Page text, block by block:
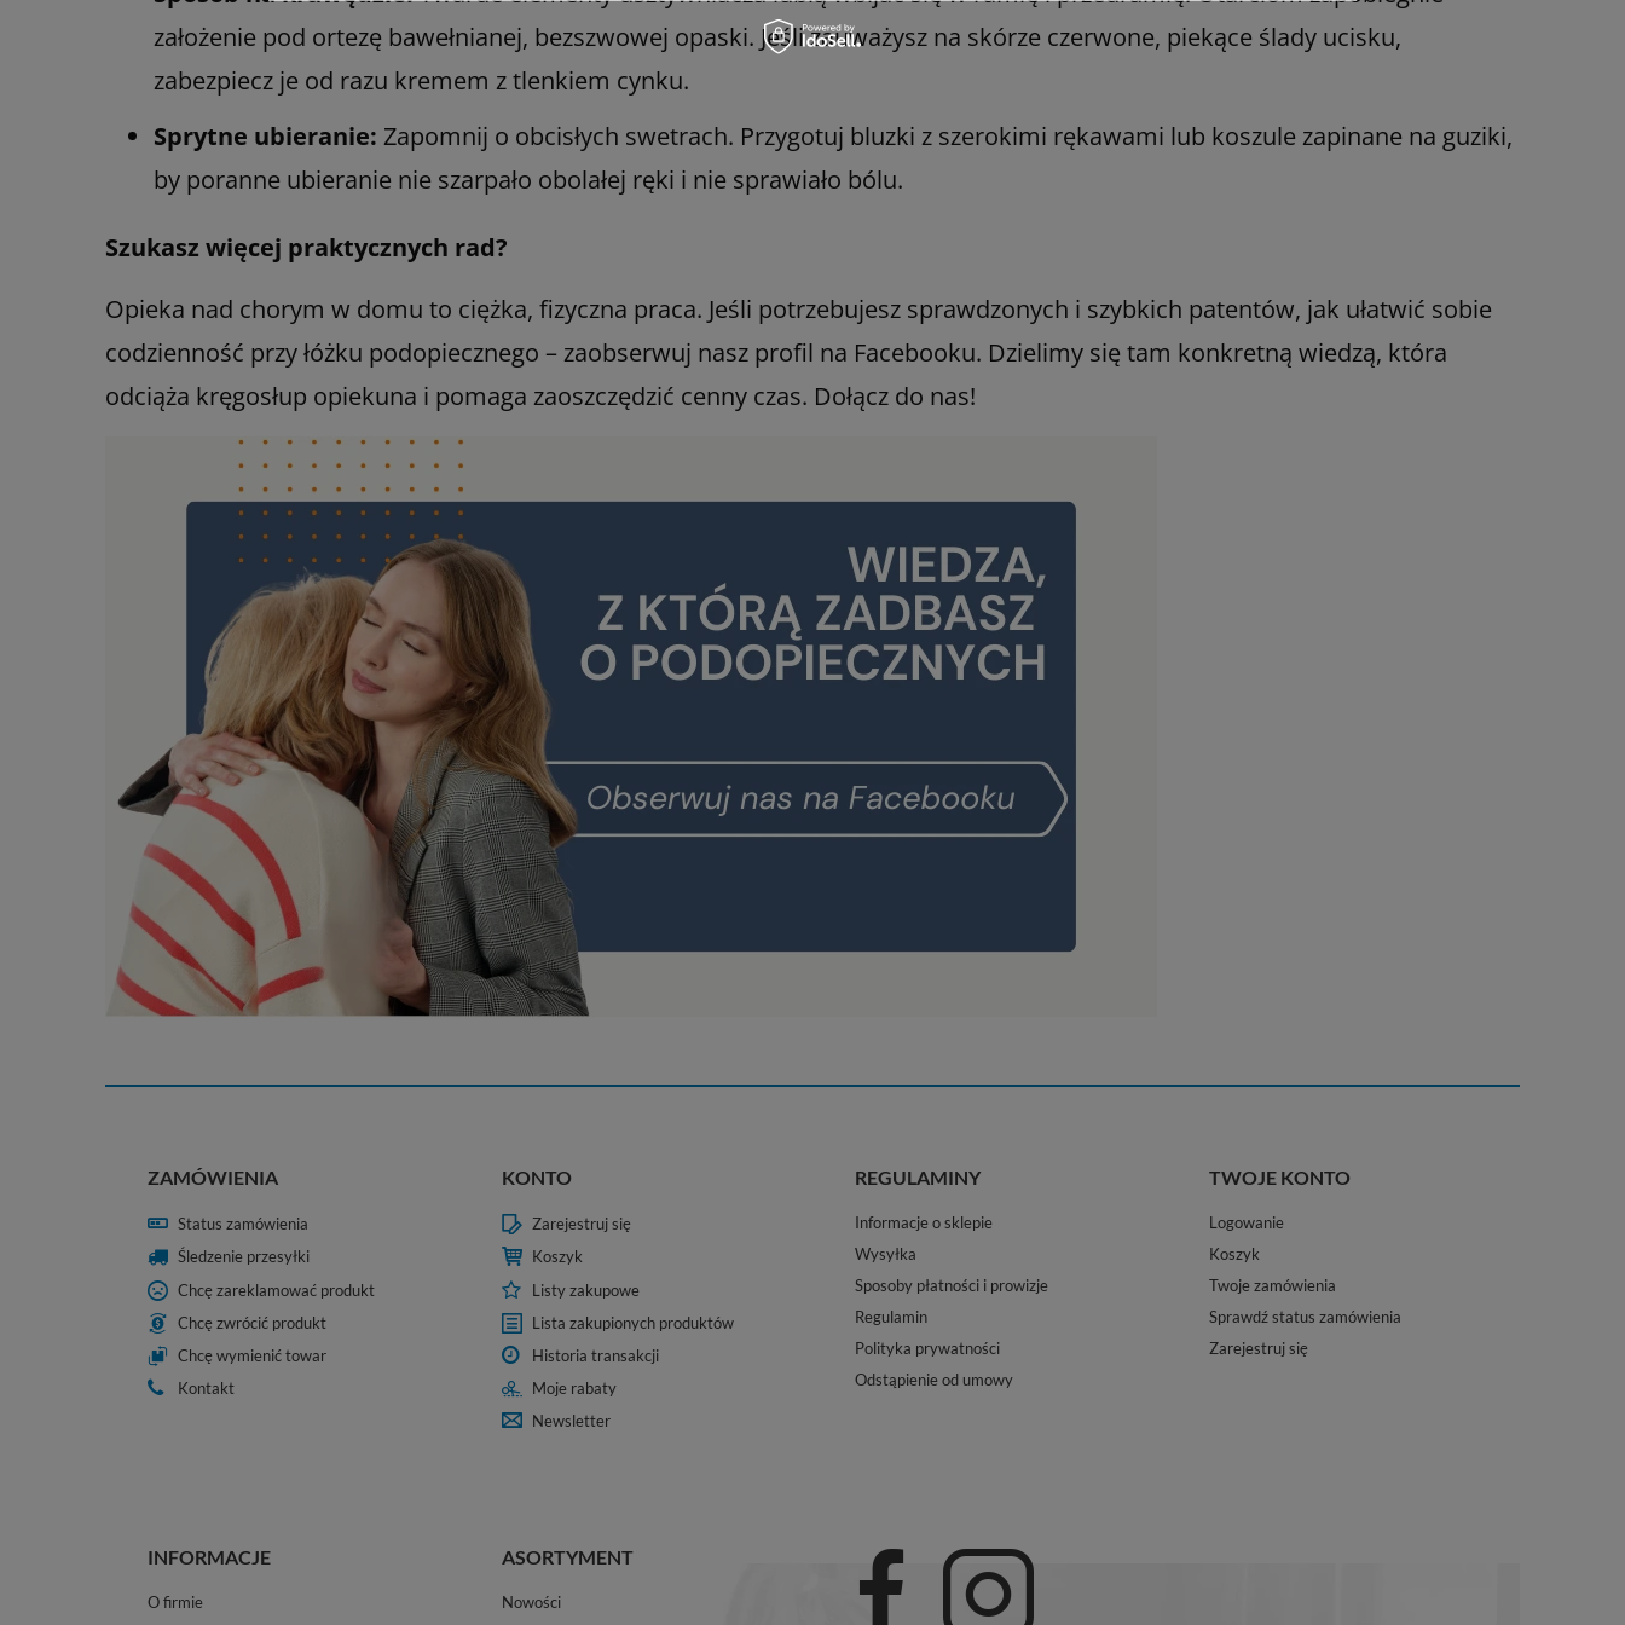
założenie pod ortezę bawełnianej, bezszwowej opaski. Jeśli zauważysz na skórze czerwone, piekące ślady ucisku,
zabezpiecz je od razu kremem z tlenkiem cynku.
Sprytne ubieranie: Zapomnij o obcisłych swetrach. Przygotuj bluzki z szerokimi rękawami lub koszule zapinane na guziki,
by poranne ubieranie nie szarpało obolałej ręki i nie sprawiało bólu.
Szukasz więcej praktycznych rad?
Opieka nad chorym w domu to ciężka, fizyczna praca. Jeśli potrzebujesz sprawdzonych i szybkich patentów, jak ułatwić sobie
codzienność przy łóżku podopiecznego – zaobserwuj nasz profil na Facebooku. Dzielimy się tam konkretną wiedzą, która
odciąża kręgosłup opiekuna i pomaga zaoszczędzić cenny czas. Dołącz do nas!
ZAMÓWIENIA
Status zamówienia
Śledzenie przesyłki
Chcę zareklamować produkt
Chcę zwrócić produkt
Chcę wymienić towar
Kontakt
KONTO
Zarejestruj się
Koszyk
Listy zakupowe
Lista zakupionych produktów
Historia transakcji
Moje rabaty
Newsletter
REGULAMINY
Informacje o sklepie
Wysyłka
Sposoby płatności i prowizje
Regulamin
Polityka prywatności
Odstąpienie od umowy
TWOJE KONTO
Logowanie
Koszyk
Twoje zamówienia
Sprawdź status zamówienia
Zarejestruj się
INFORMACJE
O firmie
ASORTYMENT
Nowości